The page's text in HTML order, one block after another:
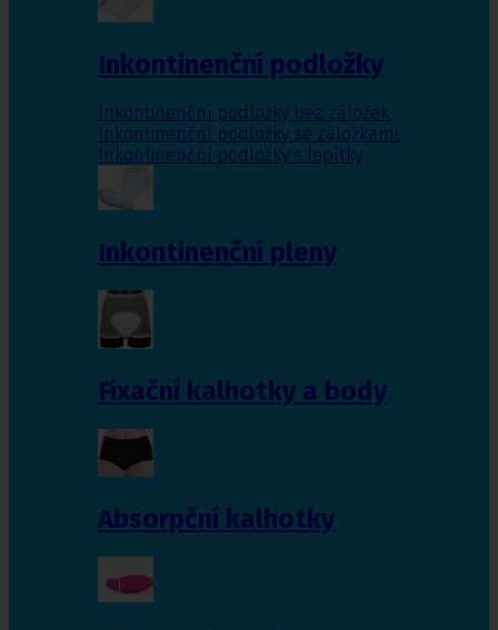
Inkontinenční podložky
Inkontinenční podložky bez záložek,
Inkontinenční podložky se záložkami,
Inkontinenční podložky s lepítky
Inkontinenční pleny
Fixační kalhotky a body
Absorpční kalhotky